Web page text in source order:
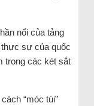
nổi của tảng
sự của quốc
trong các két sắt
“móc túi”